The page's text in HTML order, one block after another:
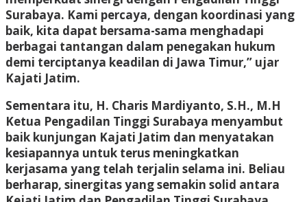
Surabaya. Kami percaya, dengan koordinasi yang
baik, kita dapat bersama-sama menghadapi
berbagai tantangan dalam penegakan hukum
demi terciptanya keadilan di Jawa Timur,” ujar
Kajati Jatim.
Sementara itu, H. Charis Mardiyanto, S.H., M.H
Ketua Pengadilan Tinggi Surabaya menyambut
baik kunjungan Kajati Jatim dan menyatakan
kesiapannya untuk terus meningkatkan
kerjasama yang telah terjalin selama ini. Beliau
berharap, sinergitas yang semakin solid antara